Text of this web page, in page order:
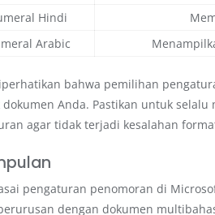
Hindi
Arabic
bahwa pemilihan
dokumen Anda. Pastikan untuk
agar tidak terjadi kesalahan
pengaturan penomoran di
dengan dokumen